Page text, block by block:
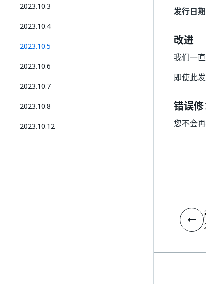
2023.10.3
2023.10.4
2023.10.5
2023.10.6
2023.10.7
2023.10.8
2023.10.12
发行日
改进
我们一
即使此
错误修
您不会